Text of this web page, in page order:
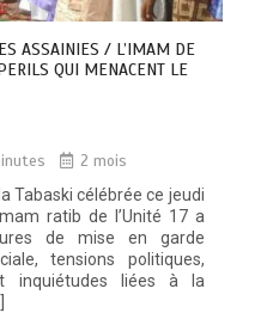
ASSAINIES / L’IMAM DE
QUI MENACENT LE
2 mois
Tabaski célébrée ce jeudi
ratib de l’Unité 17 a
de mise en garde
tensions politiques,
inquiétudes liées à la